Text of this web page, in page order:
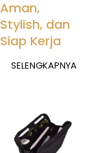
Aman,
Stylish, dan
Siap Kerja
SELENGKAPNYA